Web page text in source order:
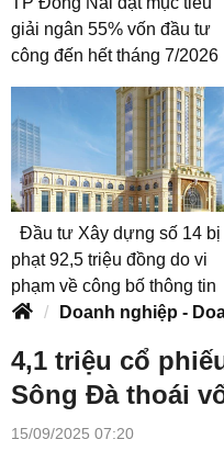
giải ngân 55% vốn đầu tư
công đến hết tháng 7/2026
Đầu tư Xây dựng số 14 bị
phạt 92,5 triệu đồng do vi
phạm về công bố thông tin
Doanh nghiệp -
4,1 triệu cổ
Sông Đà thoái
15/09/2025 07:20